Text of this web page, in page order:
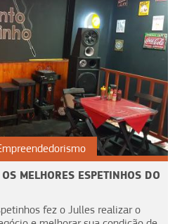
MELHORES ESPETINHOS DO
fez o Julles realizar o